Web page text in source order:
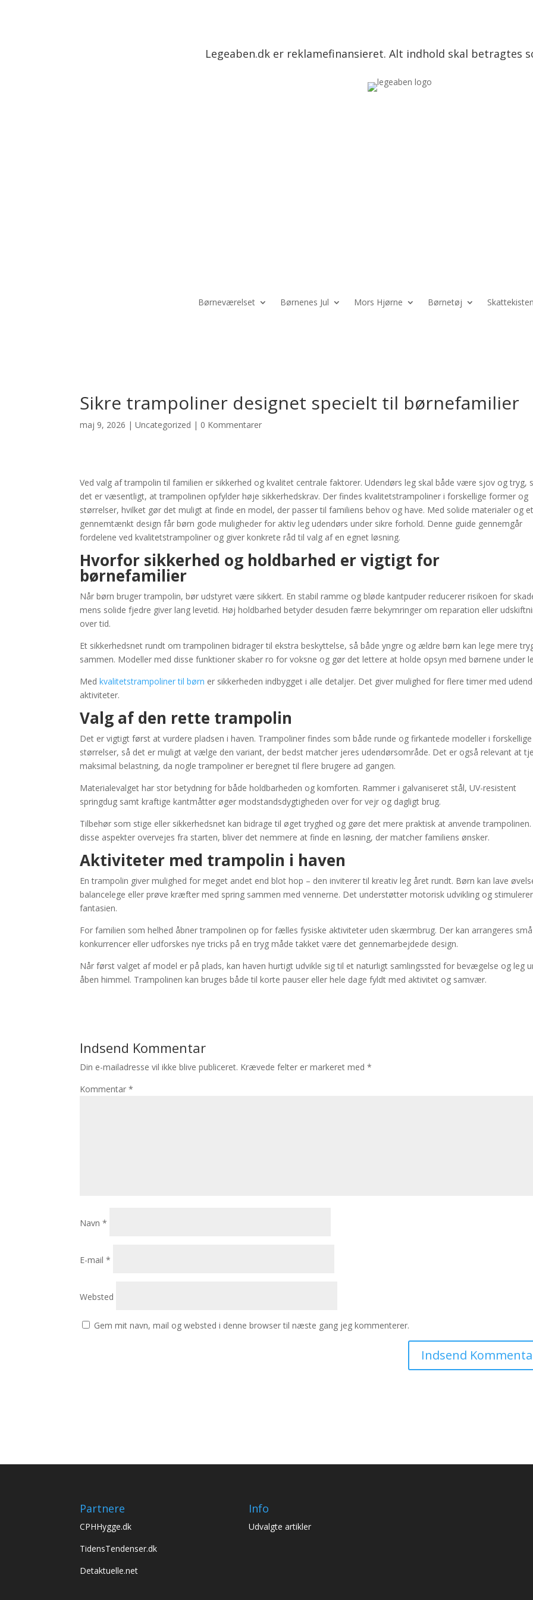
Legeaben.dk er reklamefinansieret. Alt indhold skal betragtes
Børneværelset Børnenes Jul Mors Hjørne Børnetøj Skattekisten
Sikre trampoliner designet specielt til børnefamilier
maj 9, 2026 |Uncategorized | 0 Kommentarer
Ved valg af trampolin til familien er sikkerhed og kvalitet centrale faktorer. Udendørs leg skal både være sjov og tryg,
det er væsentligt, at trampolinen opfylder høje sikkerhedskrav. Der findes kvalitetstrampoliner i forskellige former og
størrelser, hvilket gør det muligt at finde en model, der passer til familiens behov og have. Med solide materialer og et
gennemtænkt design får børn gode muligheder for aktiv leg udendørs under sikre forhold. Denne guide gennemgår
fordelene ved kvalitetstrampoliner og giver konkrete råd til valg af en egnet løsning.
Hvorfor sikkerhed og holdbarhed er vigtigt for
børnefamilier
Når børn bruger trampolin, bør udstyret være sikkert. En stabil ramme og bløde kantpuder reducerer risikoen for
mens solide fjedre giver lang levetid. Høj holdbarhed betyder desuden færre bekymringer om reparation eller
over tid.
Et sikkerhedsnet rundt om trampolinen bidrager til ekstra beskyttelse, så både yngre og ældre børn kan lege mere
sammen. Modeller med disse funktioner skaber ro for voksne og gør det lettere at holde opsyn med børnene under
Medkvalitetstrampoliner til børn er sikkerheden indbygget i alle detaljer. Det giver mulighed for flere timer med
aktiviteter.
Valg af den rette trampolin
Det er vigtigt først at vurdere pladsen i haven. Trampoliner findes som både runde og firkantede modeller i forskellige
størrelser, så det er muligt at vælge den variant, der bedst matcher jeres udendørsområde. Det er også relevant at
maksimal belastning, da nogle trampoliner er beregnet til flere brugere ad gangen.
Materialevalget har stor betydning for både holdbarheden og komforten. Rammer i galvaniseret stål, UV-resistent
springdug samt kraftige kantmåtter øger modstandsdygtigheden over for vejr og dagligt brug.
Tilbehør som stige eller sikkerhedsnet kan bidrage til øget tryghed og gøre det mere praktisk at anvende
disse aspekter overvejes fra starten, bliver det nemmere at finde en løsning, der matcher familiens ønsker.
Aktiviteter med trampolin i haven
En trampolin giver mulighed for meget andet end blot hop – den inviterer til kreativ leg året rundt. Børn kan lave
balancelege eller prøve kræfter med spring sammen med vennerne. Det understøtter motorisk udvikling og stimulerer
fantasien.
For familien som helhed åbner trampolinen op for fælles fysiske aktiviteter uden skærmbrug. Der kan arrangeres små
konkurrencer eller udforskes nye tricks på en tryg måde takket være det gennemarbejdede design.
Når først valget af model er på plads, kan haven hurtigt udvikle sig til et naturligt samlingssted for bevægelse og leg
åben himmel. Trampolinen kan bruges både til korte pauser eller hele dage fyldt med aktivitet og samvær.
Indsend Kommentar
Din e-mailadresse vil ikke blive publiceret. Krævede felter er markeret med*
Kommentar*
Navn*
E-mail*
Websted
Gem mit navn, mail og websted i denne browser til næste gang jeg kommenterer.
Partnere
CPHHygge.dk
TidensTendenser.dk
Detaktuelle.net
Info
Udvalgte artikler